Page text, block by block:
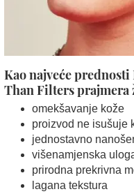
Kao najveće
Than Filters prajmera
omekšavanje kože
proizvod ne isušuje
jednostavno
višenamjenska
prirodna prekrivna
lagana tekstura